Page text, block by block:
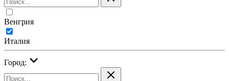
Венгрия
Италия
Город: